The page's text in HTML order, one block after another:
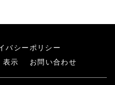
バシーポリシー
表示
お問い合わせ